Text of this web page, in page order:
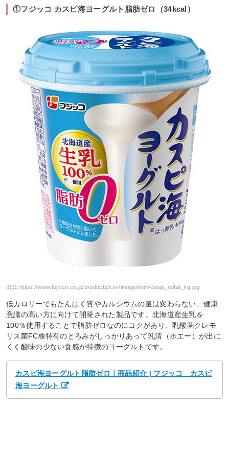
①フジッコ カスピ海ヨーグルト脂肪ゼロ（34kcal）
出典: https://www.fujicco.co.jp/products/csv/image/item/caspi_nofat_lrg.jpg
低カロリーでもたんぱく質やカルシウムの量は変わらない、健康
意識の高い方に向けて開発された製品です。北海道産生乳を
100％使用することで脂肪ゼロなのにコクがあり、乳酸菌クレモ
リス菌FC株特有のとろみがしっかりあって乳清（ホエー）が出に
くく酸味の少ない食感が特徴のヨーグルトです。
カスピ海ヨーグルト脂肪ゼロ｜商品紹介 | フジッコ カスピ
海ヨーグルト